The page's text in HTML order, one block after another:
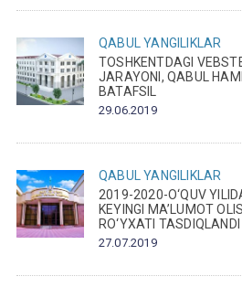
QABUL
YANGILIKLAR
TOSHKENTDAGI
JARAYONI, QABUL
BATAFSIL
29.06.2019
QABUL
YANGILIKLAR
2019-2020-O‘QUV
KEYINGI MA’LUMOT
RO‘YXATI TASDIQLANDI
27.07.2019